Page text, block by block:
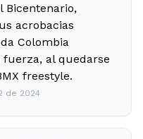
Bicentenario,
acrobacias
Colombia
al quedarse
freestyle.
de 2024